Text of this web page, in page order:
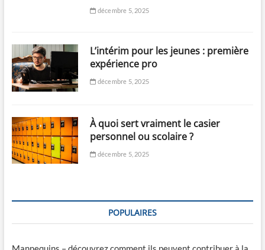
décembre 5, 2025
L’intérim pour les jeunes : première
expérience pro
décembre 5, 2025
À quoi sert vraiment le casier
personnel ou scolaire ?
décembre 5, 2025
POPULAIRES